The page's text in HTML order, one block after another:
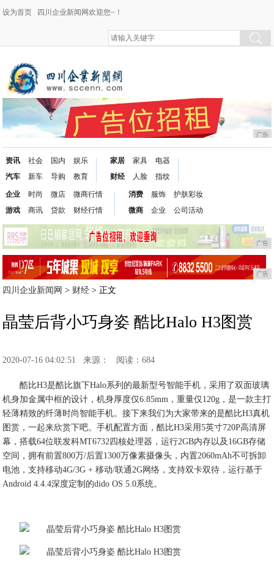
设为首页 四川企业新闻网欢迎您~！
广告
资讯
汽车
社会
新车
国内
导购
娱乐
教育
家居
财经
家具
人脸
电器
指纹
企业
游戏
时尚
商讯
微店
贷款
微商行情
财经行情
消费
微商
服饰
企业
护肤彩妆
公司活动
广告
广告
四川企业新闻网 > 财经 > 正文
晶莹后背小巧身姿 酷比Halo H3图赏
2020-07-16 04:02:51 来源： 阅读：684
酷比H3是酷比旗下Halo系列的最新型号智能手机，采用了双面玻璃
机身加金属中框的设计，机身厚度仅6.85mm，重量仅120g，是一款主打
轻薄精致的纤薄时尚智能手机。接下来我们为大家带来的是酷比H3真机
图赏，一起来欣赏下吧。手机配置方面，酷比H3采用5英寸720P高清屏
幕，搭载64位联发科MT6732四核处理器，运行2GB内存以及16GB存储
空间，拥有前置800万/后置1300万像素摄像头，内置2060mAh不可拆卸
电池，支持移动4G/3G + 移动/联通2G网络，支持双卡双待，运行基于
Android 4.4.4深度定制的dido OS 5.0系统。